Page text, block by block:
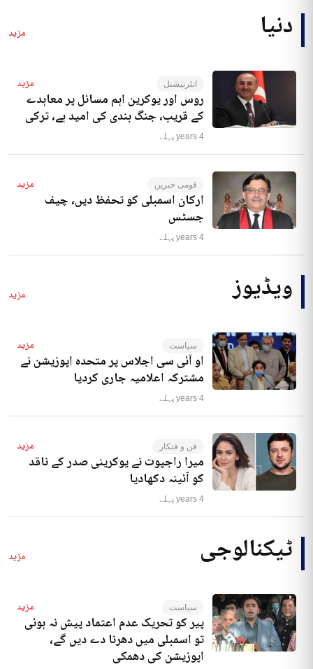
دنیا مزید
انٹرنیشنل مزید
روس اور یوکرین اہم مسائل پر معاہدے
کے قریب، جنگ بندی کی امید ہے، ترکی
4 years پہلے
قومی خبریں مزید
ارکان اسمبلی کو تحفظ دیں، چیف
جسٹس
4 years پہلے
ویڈیوز مزید
سیاست مزید
او آئی سی اجلاس پر متحدہ اپوزیشن نے
مشترکہ اعلامیہ جاری کردیا
4 years پہلے
فن و فنکار مزید
میرا راجپوت نے یوکرینی صدر کے ناقد
کو آئینہ دکھادیا
4 years پہلے
ٹیکنالوجی مزید
سیاست مزید
پیر کو تحریک عدم اعتماد پیش نہ ہوئی
تو اسمبلی میں دھرنا دے دیں گے،
اپوزیشن کی دھمکی